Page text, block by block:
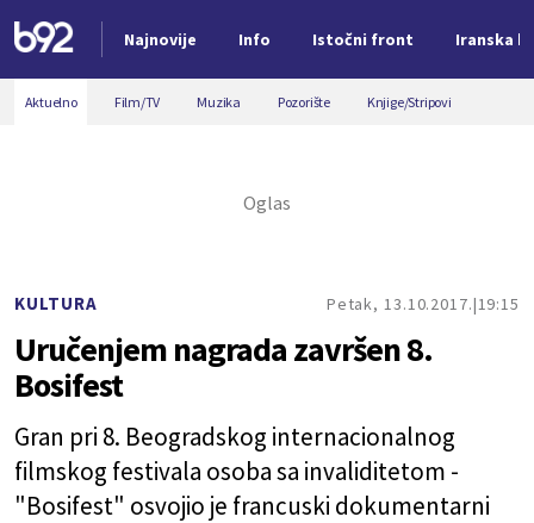
Najnovije Info Istočni front Iranska
Nova vest
Aktuelno Film/TV Muzika Pozorište Knjige/Stripovi
KULTURA Petak, 13.10.2017. 19:15
Uručenjem nagrada završen 8.
Bosifest
Gran pri 8. Beogradskog internacionalnog
filmskog festivala osoba sa invaliditetom -
"Bosifest" osvojio je francuski dokumentarni